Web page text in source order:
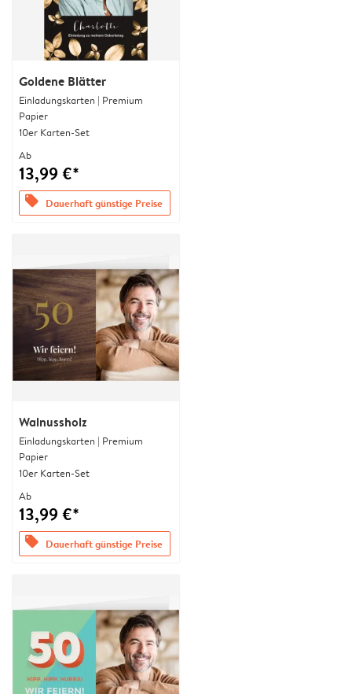
Goldene Blätter
Einladungskarten | Premium
Papier
10er Karten-Set
Ab
13,99 €*
offers Dauerhaft günstige Preise
Walnussholz
Einladungskarten | Premium
Papier
10er Karten-Set
Ab
13,99 €*
offers Dauerhaft günstige Preise